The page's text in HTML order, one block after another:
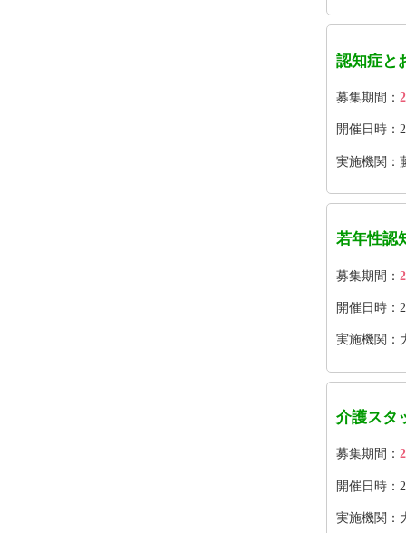
認知症と
募集期間：
開催日時：
実施機関：
若年性認
募集期間：
開催日時：
実施機関：
介護スタ
募集期間：
開催日時：
実施機関：